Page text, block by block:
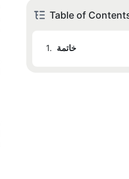
Table of
1. خاتمة